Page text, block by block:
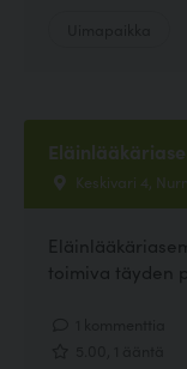
Keskivari 4,
toimiva täyden